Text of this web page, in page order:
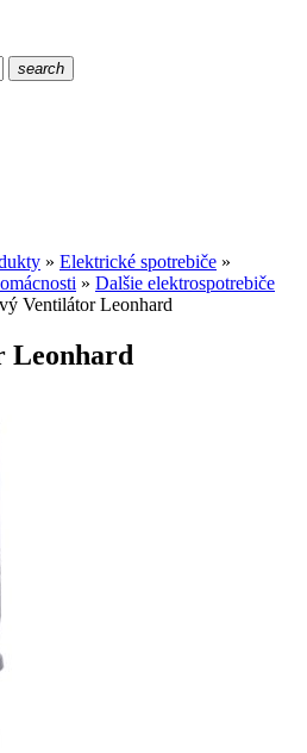
search
» Elektrické spotrebiče »
» Dalšie elektrospotrebiče
Ventilátor Leonhard
Leonhard